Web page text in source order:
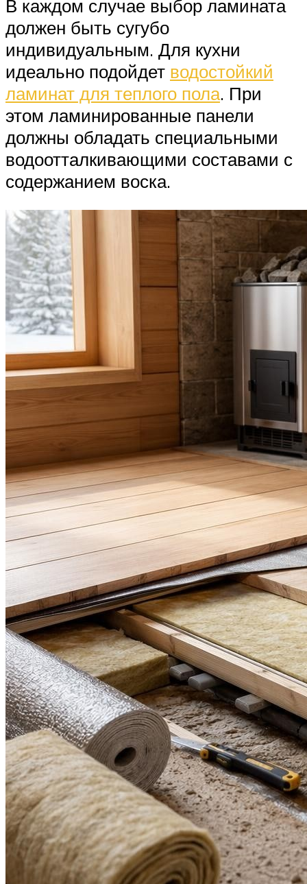
В каждом случае выбор ламината
должен быть сугубо
индивидуальным. Для кухни
идеально подойдет водостойкий
ламинат для теплого пола. При
этом ламинированные панели
должны обладать специальными
водоотталкивающими составами с
содержанием воска.